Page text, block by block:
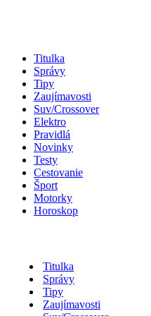
Titulka
Správy
Tipy
Zaujímavosti
Suv/Crossover
Elektro
Pravidlá
Novinky
Testy
Cestovanie
Šport
Motorky
Horoskop
Titulka
Správy
Tipy
Zaujímavosti